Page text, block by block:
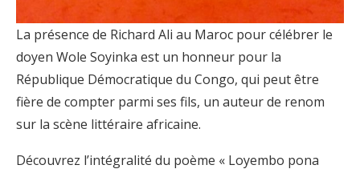
La présence de Richard Ali au Maroc pour célébrer le
doyen Wole Soyinka est un honneur pour la
République Démocratique du Congo, qui peut être
fière de compter parmi ses fils, un auteur de renom
sur la scène littéraire africaine.
Découvrez l’intégralité du poème « Loyembo pona